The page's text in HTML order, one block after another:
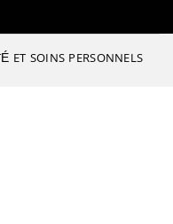
ET SOINS PERSONNELS